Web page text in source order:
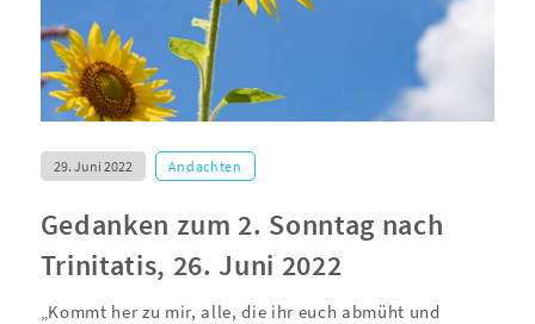
29. Juni 2022 Andachten
Gedanken zum 2. Sonntag nach
Trinitatis, 26. Juni 2022
„Kommt her zu mir, alle, die ihr euch abmüht und